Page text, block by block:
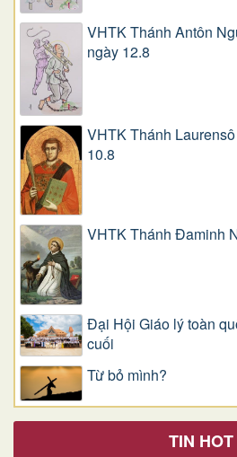
VHTK Thánh Antôn
ngày 12.8
VHTK Thánh
10.8
VHTK Thánh Đaminh
Đại Hội Giáo lý toàn
cuối
Từ bỏ mình?
TIN HOT